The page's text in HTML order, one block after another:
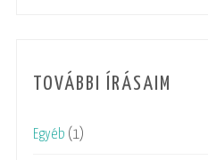
TOVÁBBI ÍRÁSAIM
Egyéb (1)